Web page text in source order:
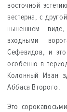
восточной
вестерна, с
нынешнем
входными
Сефевидов, и
особенно в
Колонный Иван
Аббаса Второго.
Это